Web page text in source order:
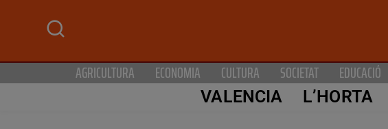
AGRICULTURA ECONOMIA CULTURA SOCIETAT EDUCACIÓ
VALENCIA L’HORTA